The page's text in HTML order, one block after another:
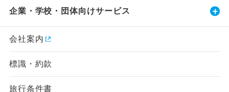
企業・学校・団体向けサービス
会社案内
標識・約款
旅行条件書